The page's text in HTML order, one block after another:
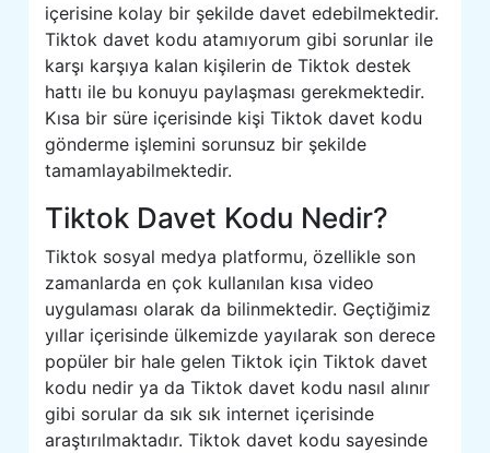
içerisine kolay bir şekilde davet edebilmektedir.
Tiktok davet kodu atamıyorum gibi sorunlar ile
karşı karşıya kalan kişilerin de Tiktok destek
hattı ile bu konuyu paylaşması gerekmektedir.
Kısa bir süre içerisinde kişi Tiktok davet kodu
gönderme işlemini sorunsuz bir şekilde
tamamlayabilmektedir.
Tiktok Davet Kodu Nedir?
Tiktok sosyal medya platformu, özellikle son
zamanlarda en çok kullanılan kısa video
uygulaması olarak da bilinmektedir. Geçtiğimiz
yıllar içerisinde ülkemizde yayılarak son derece
popüler bir hale gelen Tiktok için Tiktok davet
kodu nedir ya da Tiktok davet kodu nasıl alınır
gibi sorular da sık sık internet içerisinde
araştırılmaktadır. Tiktok davet kodu sayesinde